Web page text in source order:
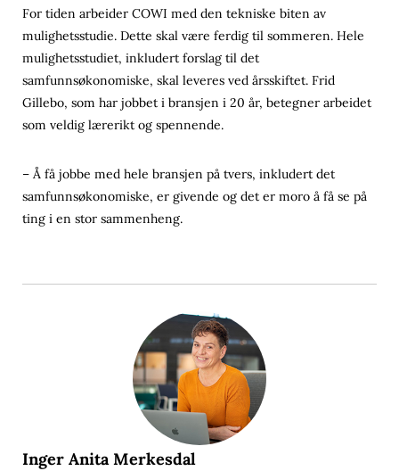
For tiden arbeider COWI med den tekniske biten av
mulighetsstudie. Dette skal være ferdig til sommeren. Hele
mulighetsstudiet, inkludert forslag til det
samfunnsøkonomiske, skal leveres ved årsskiftet. Frid
Gillebo, som har jobbet i bransjen i 20 år, betegner arbeidet
som veldig lærerikt og spennende.
– Å få jobbe med hele bransjen på tvers, inkludert det
samfunnsøkonomiske, er givende og det er moro å få se på
ting i en stor sammenheng.
Inger Anita Merkesdal